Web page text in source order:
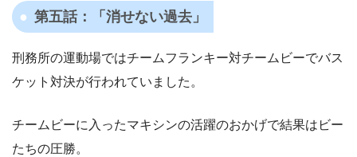
第五話：「 消せない過去」
刑務所の運動場ではチームフランキー対チームビーでバス
ケット対決が行われていました。
チームビーに入ったマキシンの活躍のおかげで結果はビー
たちの圧勝。